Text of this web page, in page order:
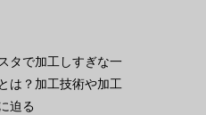
タで加工しすぎな一
は？加工技術や加工
迫る